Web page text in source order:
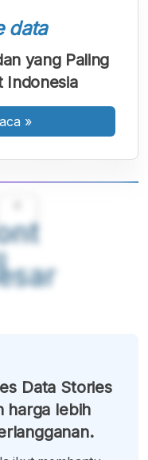
data
yang Paling
Indonesia
»
Data Stories
harga lebih